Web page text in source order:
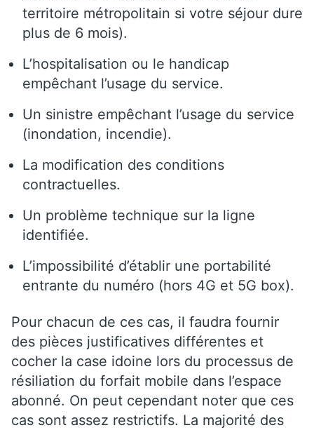
territoire métropolitain si votre séjour dure
plus de 6 mois).
L’hospitalisation ou le handicap
empêchant l’usage du service.
Un sinistre empêchant l’usage du service
(inondation, incendie).
La modification des conditions
contractuelles.
Un problème technique sur la ligne
identifiée.
L’impossibilité d’établir une portabilité
entrante du numéro (hors 4G et 5G box).
Pour chacun de ces cas, il faudra fournir
des pièces justificatives différentes et
cocher la case idoine lors du processus de
résiliation du forfait mobile dans l’espace
abonné. On peut cependant noter que ces
cas sont assez restrictifs. La majorité des